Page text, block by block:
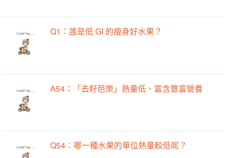
Q1：誰是低 GI 的瘦身好水果？
A54：「去籽芭樂」熱量低、富含豐富營養
Q54：哪一種水果的單位熱量較低呢？